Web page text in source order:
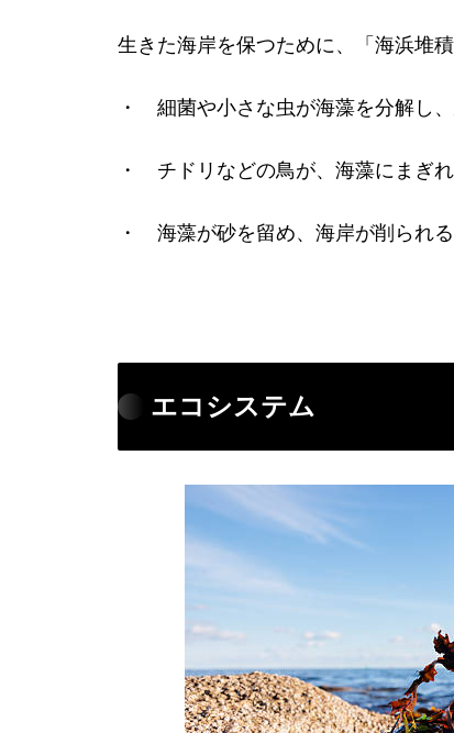
生きた海岸を保つために、「海浜堆積
・ 細菌や小さな虫が海藻を分解し
・ チドリなどの鳥が、海藻にまぎ
・ 海藻が砂を留め、海岸が削られる
エコシステム